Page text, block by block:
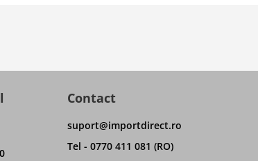
Contact
suport@importdirect.ro
Tel - 0770 411 081 (RO)